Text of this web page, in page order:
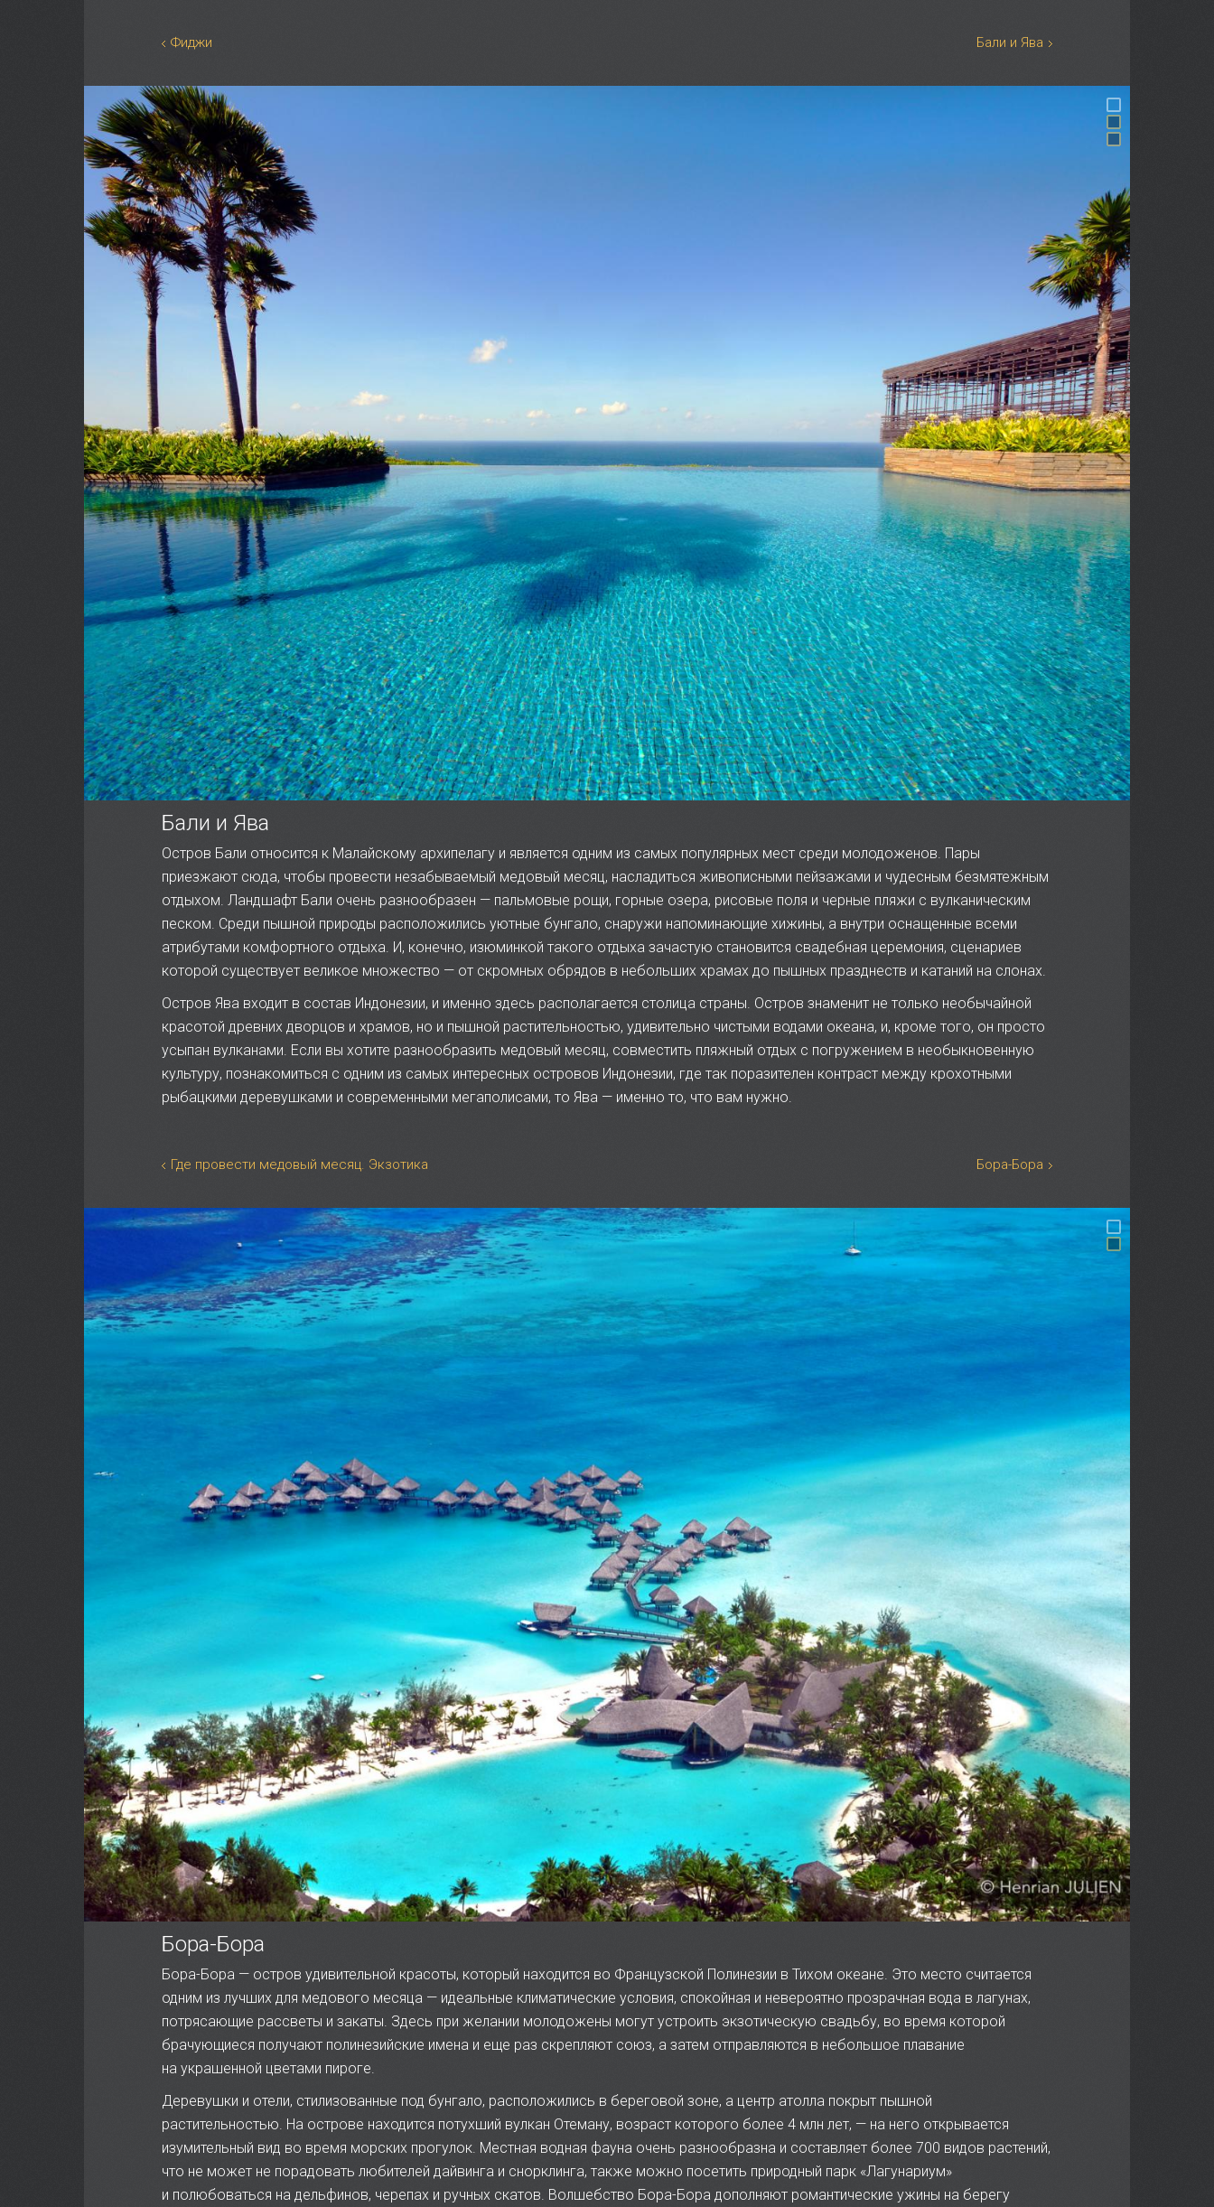
Фиджи Бали и Ява
Бали и Ява
Остров Бали относится к Малайскому архипелагу и является одним из самых популярных мест среди молодоженов. Пары
приезжают сюда, чтобы провести незабываемый медовый месяц, насладиться живописными пейзажами и чудесным безмятежным
отдыхом. Ландшафт Бали очень разнообразен — пальмовые рощи, горные озера, рисовые поля и черные пляжи с вулканическим
песком. Среди пышной природы расположились уютные бунгало, снаружи напоминающие хижины, а внутри оснащенные всеми
атрибутами комфортного отдыха. И, конечно, изюминкой такого отдыха зачастую становится свадебная церемония, сценариев
которой существует великое множество — от скромных обрядов в небольших храмах до пышных празднеств и катаний на слонах.
Остров Ява входит в состав Индонезии, и именно здесь располагается столица страны. Остров знаменит не только необычайной
красотой древних дворцов и храмов, но и пышной растительностью, удивительно чистыми водами океана, и, кроме того, он просто
усыпан вулканами. Если вы хотите разнообразить медовый месяц, совместить пляжный отдых с погружением в необыкновенную
культуру, познакомиться с одним из самых интересных островов Индонезии, где так поразителен контраст между крохотными
рыбацкими деревушками и современными мегаполисами, то Ява — именно то, что вам нужно.
Где провести медовый месяц. Экзотика Бора-Бора
Бора-Бора
Бора-Бора — остров удивительной красоты, который находится во Французской Полинезии в Тихом океане. Это место считается
одним из лучших для медового месяца — идеальные климатические условия, спокойная и невероятно прозрачная вода в лагунах,
потрясающие рассветы и закаты. Здесь при желании молодожены могут устроить экзотическую свадьбу, во время которой
брачующиеся получают полинезийские имена и еще раз скрепляют союз, а затем отправляются в небольшое плавание
на украшенной цветами пироге.
Деревушки и отели, стилизованные под бунгало, расположились в береговой зоне, а центр атолла покрыт пышной
растительностью. На острове находится потухший вулкан Отеману, возраст которого более 4 млн лет, — на него открывается
изумительный вид во время морских прогулок. Местная водная фауна очень разнообразна и составляет более 700 видов растений,
что не может не порадовать любителей дайвинга и снорклинга, также можно посетить природный парк «Лагунариум»
и полюбоваться на дельфинов, черепах и ручных скатов. Волшебство Бора-Бора дополняют романтические ужины на берегу